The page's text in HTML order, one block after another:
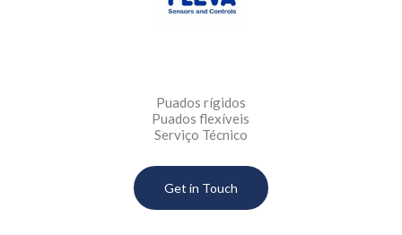
Puados rígidos
Puados flexíveis
Serviço Técnico
Get in Touch